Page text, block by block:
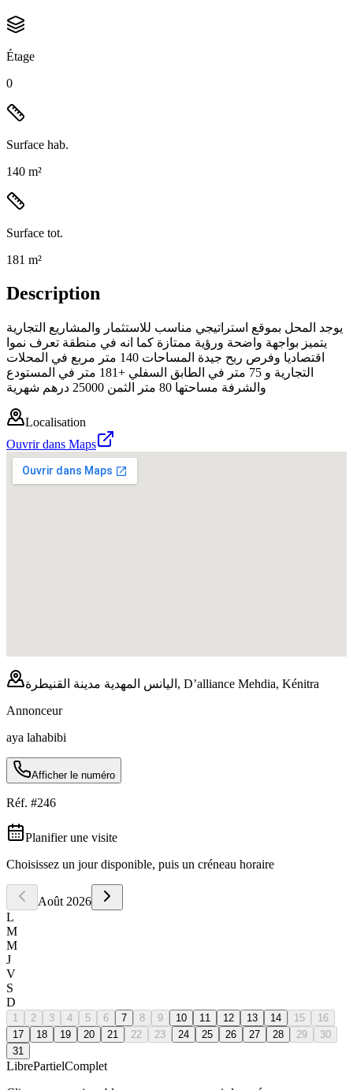
Étage
0
Surface hab.
140 m²
Surface tot.
181 m²
Description
يوجد المحل بموقع استراتيجي مناسب للاستثمار والمشاريع التجارية
يتميز بواجهة واضحة ورؤية ممتازة كما انه في منطقة تعرف نموا
اقتصاديا وفرص ربح جيدة المساحات 140 متر مربع في المحلات
التجارية و 75 متر في الطابق السفلي +181 متر في المستودع
والشرفة مساحتها 80 متر الثمن 25000 درهم شهرية
Localisation
Ouvrir dans Maps
اليانس المهدية مدينة القنيطرة, D’alliance Mehdia, Kénitra
Annonceur
aya lahabibi
Afficher le numéro
Réf. #246
Planifier une visite
Choisissez un jour disponible, puis un créneau horaire
Août 2026
L
M
M
J
V
S
D
1 2 3 4 5 6 7 8 9 10 11 12 13 14 15
16
17
18 19 20 21 22 23 24 25 26 27 28 29
30
31
LibrePartielComplet